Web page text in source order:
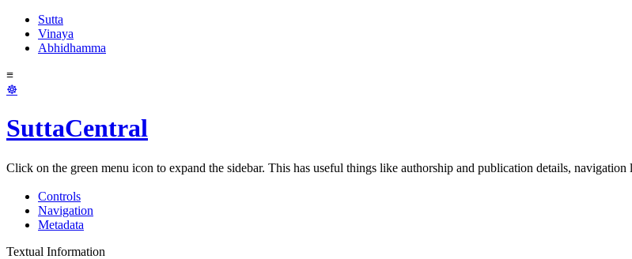
Sutta
Vinaya
Abhidhamma
≡
☸
SuttaCentral
Click on the green menu icon to expand the sidebar. This has useful things like authorship and publication details, navigation
Controls
Navigation
Metadata
Textual Information